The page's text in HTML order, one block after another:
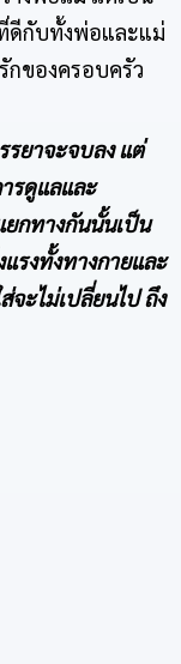
ดีกับทั้งพ่อและแม่
กของครอบครัว
ยาจะจบลง แต่
รดูแลและ
กทางกันนั้นเป็น
รงทั้งทางกายและ
จะไม่เปลี่ยนไป ถึง